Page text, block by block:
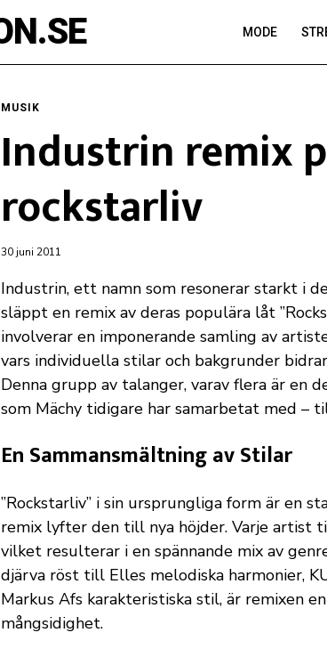
MODE
MUSIK
Industrin remix
rockstarliv
30 juni 2011
Industrin, ett namn som resonerar starkt i
släppt en remix av deras populära låt
involverar en imponerande samling av
vars individuella stilar och bakgrunder
Denna grupp av talanger, varav flera är en
som Mächy tidigare har samarbetat med
En Sammansmältning av Stilar
”Rockstarliv” i sin ursprungliga form är en
remix lyfter den till nya höjder. Varje artist
vilket resulterar i en spännande mix av
djärva röst till Elles melodiska harmonier,
Markus Afs karakteristiska stil, är remixen
mångsidighet.